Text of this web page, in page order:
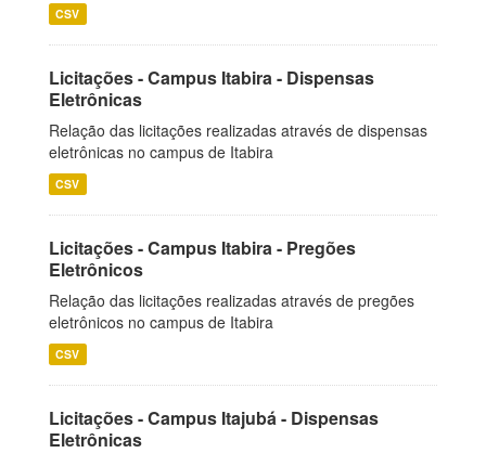
CSV
Licitações - Campus Itabira - Dispensas
Eletrônicas
Relação das licitações realizadas através de dispensas
eletrônicas no campus de Itabira
CSV
Licitações - Campus Itabira - Pregões
Eletrônicos
Relação das licitações realizadas através de pregões
eletrônicos no campus de Itabira
CSV
Licitações - Campus Itajubá - Dispensas
Eletrônicas